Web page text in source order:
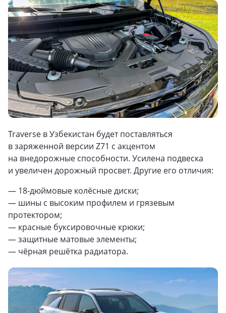
Traverse в Узбекистан будет поставляться
в заряженной версии Z71 с акцентом
на внедорожные способности. Усилена подвеска
и увеличен дорожный просвет. Другие его отличия:
— 18-дюймовые колёсные диски;
— шины с высоким профилем и грязевым
протектором;
— красные буксировочные крюки;
— защитные матовые элементы;
— чёрная решётка радиатора.